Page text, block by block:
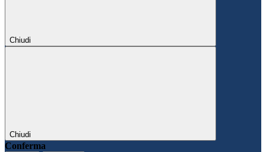
Chiudi
Chiudi
Conferma